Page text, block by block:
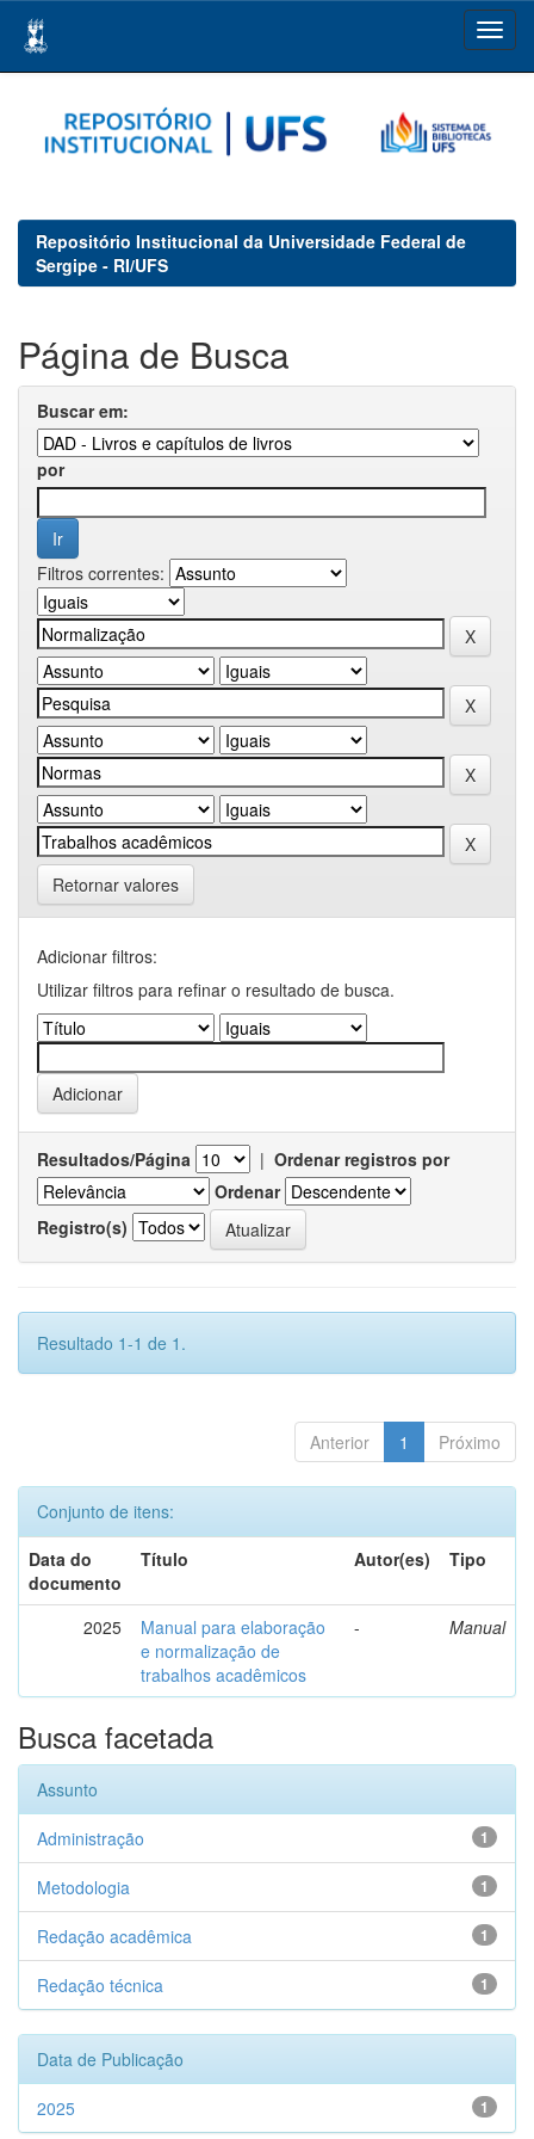
navigation
Repositório Institucional da Universidade Federal de
Sergipe - RI/UFS
Página de Busca
Buscar em:
por
Filtros correntes:
Retornar valores
Adicionar filtros:
Utilizar filtros para refinar o resultado de busca.
Resultados/Página | Ordenar registros por
Ordenar
Registro(s)
Resultado 1-1 de 1.
Anterior 1 Próximo
Conjunto de itens:
Data do
documento
Título Autor(es) Tipo
2025
Manual para elaboração
e normalização de
trabalhos acadêmicos
- Manual
Busca facetada
Assunto
1
Administração
1
Metodologia
1
Redação acadêmica
1
Redação técnica
Data de Publicação
1
2025